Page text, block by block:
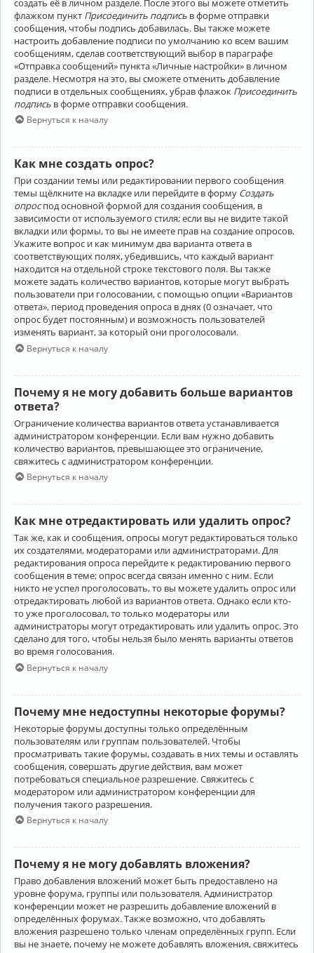
флажком пункт Присоединить подпись в форме отправки
сообщения, чтобы подпись добавилась. Вы также можете
настроить добавление подписи по умолчанию ко всем вашим
сообщениям, сделав соответствующий выбор в параграфе
«Отправка сообщений» пункта «Личные настройки» в личном
разделе. Несмотря на это, вы сможете отменить добавление
подписи в отдельных сообщениях, убрав флажок Присоединить
подпись в форме отправки сообщения.
Вернуться к началу
Как мне создать опрос?
При создании темы или редактировании первого сообщения
темы щёлкните на вкладке или перейдите в форму Создать
опроспод основной формой для создания сообщения, в
зависимости от используемого стиля; если вы не видите такой
вкладки или формы, то вы не имеете прав на создание опросов.
Укажите вопрос и как минимум два варианта ответа в
соответствующих полях, убедившись, что каждый вариант
находится на отдельной строке текстового поля. Вы также
можете задать количество вариантов, которые могут выбрать
пользователи при голосовании, с помощью опции «Вариантов
ответа», период проведения опроса в днях (0 означает, что
опрос будет постоянным) и возможность пользователей
изменять вариант, за который они проголосовали.
Вернуться к началу
Почему я не могу добавить больше вариантов
ответа?
Ограничение количества вариантов ответа устанавливается
администратором конференции. Если вам нужно добавить
количество вариантов, превышающее это ограничение,
свяжитесь с администратором конференции.
Вернуться к началу
Как мне отредактировать или удалить опрос?
Так же, как и сообщения, опросы могут редактироваться только
их создателями, модераторами или администраторами. Для
редактирования опроса перейдите к редактированию первого
сообщения в теме; опрос всегда связан именно с ним. Если
никто не успел проголосовать, то вы можете удалить опрос или
отредактировать любой из вариантов ответа. Однако если кто-
то уже проголосовал, то только модераторы или
администраторы могут отредактировать или удалить опрос. Это
сделано для того, чтобы нельзя было менять варианты ответов
во время голосования.
Вернуться к началу
Почему мне недоступны некоторые форумы?
Некоторые форумы доступны только определённым
пользователям или группам пользователей. Чтобы
просматривать такие форумы, создавать в них темы и оставлять
сообщения, совершать другие действия, вам может
потребоваться специальное разрешение. Свяжитесь с
модератором или администратором конференции для
получения такого разрешения.
Вернуться к началу
Почему я не могу добавлять вложения?
Право добавления вложений может быть предоставлено на
уровне форума, группы или пользователя. Администратор
конференции может не разрешить добавление вложений в
определённых форумах. Также возможно, что добавлять
вложения разрешено только членам определённых групп. Если
вы не знаете, почему не можете добавлять вложения, свяжитесь